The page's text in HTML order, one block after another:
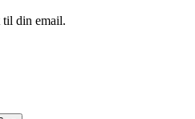
til din email.